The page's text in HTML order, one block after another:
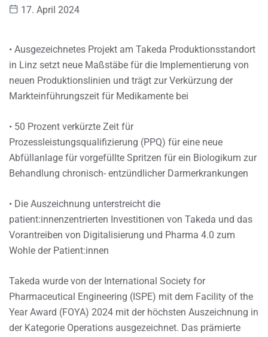
17. April 2024
• Ausgezeichnetes Projekt am Takeda Produktionsstandort
in Linz setzt neue Maßstäbe für die Implementierung von
neuen Produktionslinien und trägt zur Verkürzung der
Markteinführungszeit für Medikamente bei
• 50 Prozent verkürzte Zeit für
Prozessleistungsqualifizierung (PPQ) für eine neue
Abfüllanlage für vorgefüllte Spritzen für ein Biologikum zur
Behandlung chronisch- entzündlicher Darmerkrankungen
• Die Auszeichnung unterstreicht die
patient:innenzentrierten Investitionen von Takeda und das
Vorantreiben von Digitalisierung und Pharma 4.0 zum
Wohle der Patient:innen
Takeda wurde von der International Society for
Pharmaceutical Engineering (ISPE) mit dem Facility of the
Year Award (FOYA) 2024 mit der höchsten Auszeichnung in
der Kategorie Operations ausgezeichnet. Das prämierte